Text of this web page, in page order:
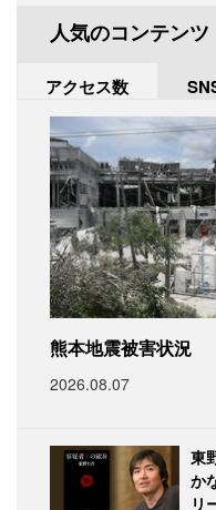
人気のコンテンツ
アクセス数
熊本地震被害状況
2026.08.07
東
か
リ